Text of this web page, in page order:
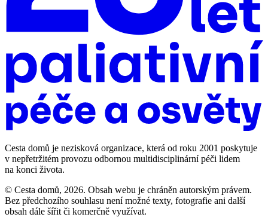
Cesta domů je nezisková organizace, která od roku 2001 poskytuje
v nepřetržitém provozu odbornou multidisciplinární péči lidem
na konci života.
© Cesta domů, 2026. Obsah webu je chráněn autorským právem.
Bez předchozího souhlasu není možné texty, fotografie ani další
obsah dále šířit či komerčně využívat.